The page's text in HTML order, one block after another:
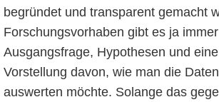
begründet und transparent gemacht
Forschungsvorhaben gibt es ja
Ausgangsfrage, Hypothesen und
Vorstellung davon, wie man die
auswerten möchte. Solange das